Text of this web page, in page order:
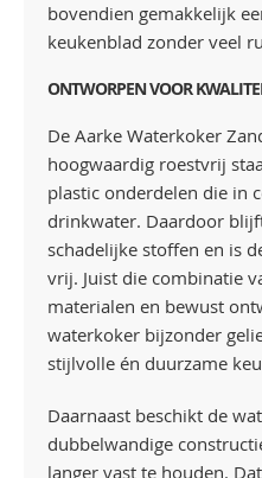
bovendien gemakkelijk
keukenblad zonder veel
ONTWORPEN VOOR
De Aarke Waterkoker
hoogwaardig roestvrij
plastic onderdelen die in
drinkwater. Daardoor
schadelijke stoffen en is
vrij. Juist die combinatie
materialen en bewust
waterkoker bijzonder
stijlvolle én duurzame
Daarnaast beschikt de
dubbelwandige
langer vast te houden.